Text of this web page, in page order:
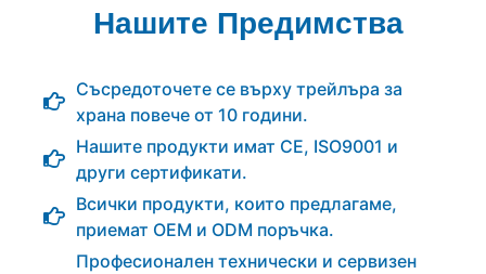
Нашите Предимства
Съсредоточете се върху трейлъра за
храна повече от 10 години.
Нашите продукти имат CE, ISO9001 и
други сертификати.
Всички продукти, които предлагаме,
приемат OEM и ODM поръчка.
Професионален технически и сервизен